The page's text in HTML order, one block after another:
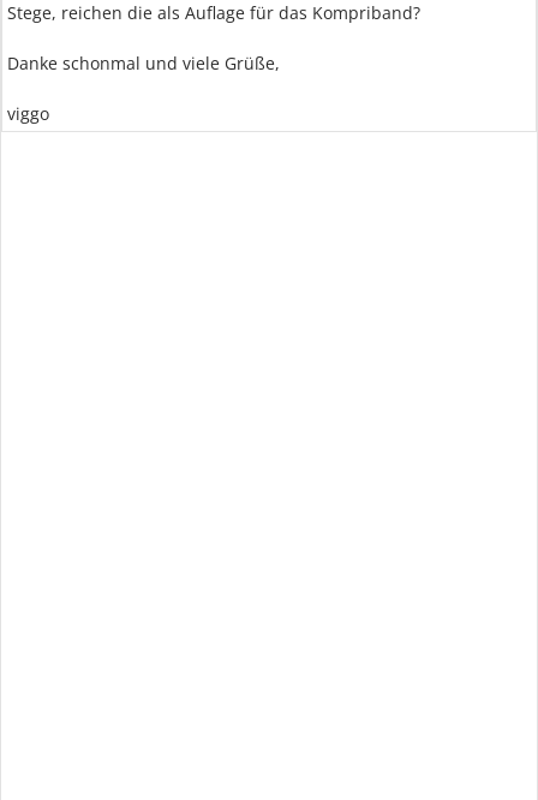
Stege, reichen die als Auflage für das Kompriband?
Danke schonmal und viele Grüße,
viggo